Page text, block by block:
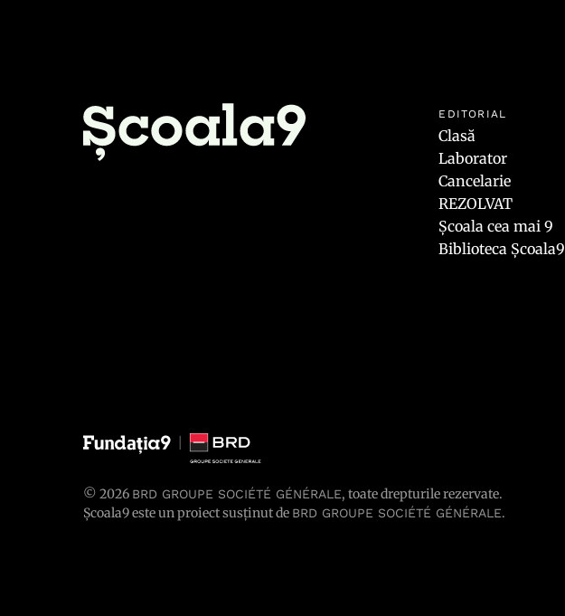
EDITORIAL
Clasă
Laborator
Cancelarie
REZOLVAT
Școala cea mai 9
Biblioteca Școala9
© 2026 BRD GROUPE SOCIÉTÉ GÉNÉRALE, toate drepturile rezervate.
Școala9 este un proiect susținut de BRD GROUPE SOCIÉTÉ GÉNÉRALE.